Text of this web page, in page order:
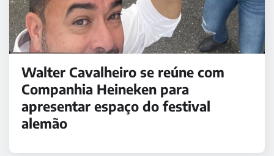
Walter Cavalheiro se reúne com
Companhia Heineken para
apresentar espaço do festival
alemão